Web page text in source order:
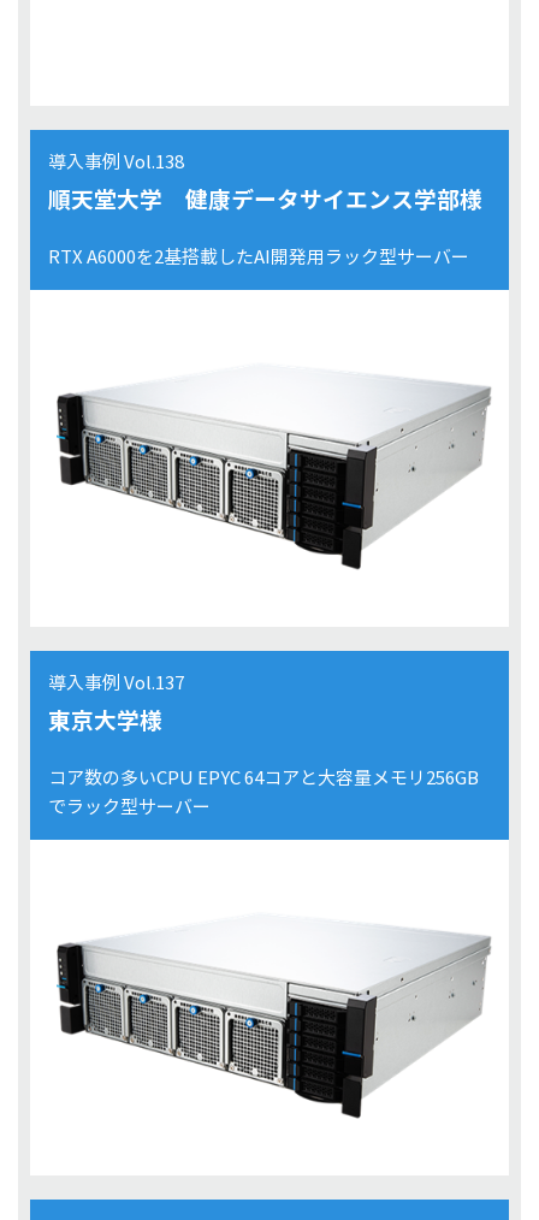
導入事例 Vol.138
順天堂大学 健康データサイエンス学部様
RTX A6000を2基搭載したAI開発用ラック型サーバー
導入事例 Vol.137
東京大学様
コア数の多いCPU EPYC 64コアと大容量メモリ256GB
でラック型サーバー